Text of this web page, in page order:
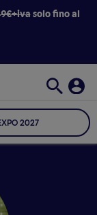
solo fino al
2027